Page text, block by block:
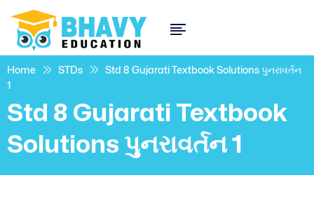
Home STDs
Std 8 Gujarati Textbook Solutions પુનરાવર્તન
1
Std 8 Gujarati Textbook
Solutions પુનરાવર્તન 1